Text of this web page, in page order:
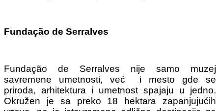
Fundação de Serralves
Fundação de Serralves nije samo muzej
savremene umetnosti, već i mesto gde se
priroda, arhitektura i umetnost spajaju u jedno.
Okružen je sa preko 18 hektara zapanjujućih